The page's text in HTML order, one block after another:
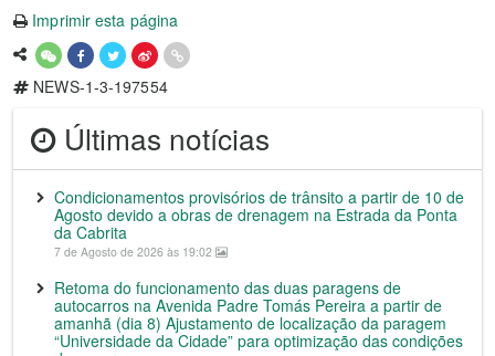
Imprimir esta página
NEWS-1-3-197554
Últimas notícias
Condicionamentos provisórios de trânsito a partir de 10 de
Agosto devido a obras de drenagem na Estrada da Ponta
da Cabrita
7 de Agosto de 2026 às 19:02
Retoma do funcionamento das duas paragens de
autocarros na Avenida Padre Tomás Pereira a partir de
amanhã (dia 8) Ajustamento de localização da paragem
“Universidade da Cidade” para optimização das condições